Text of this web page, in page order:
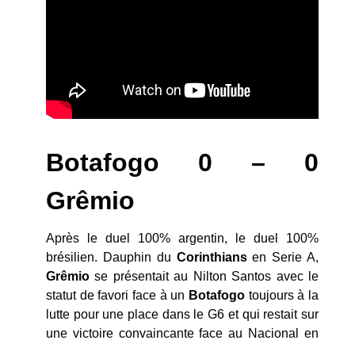
Botafogo 0 – 0
Grêmio
Après le duel 100% argentin, le duel 100%
brésilien. Dauphin du Corinthiansen Serie A,
Grêmio se présentait au Nilton Santos avec le
statut de favori face à un Botafogo toujours à la
lutte pour une place dans le G6 et qui restait sur
une victoire convaincante face au Nacional en